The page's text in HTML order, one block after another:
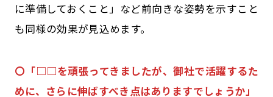
に準備しておくこと」など前向きな姿勢を示すこと
も同様の効果が見込めます。
〇「□□を頑張ってきましたが、御社で活躍するた
めに、さらに伸ばすべき点はありますでしょうか」